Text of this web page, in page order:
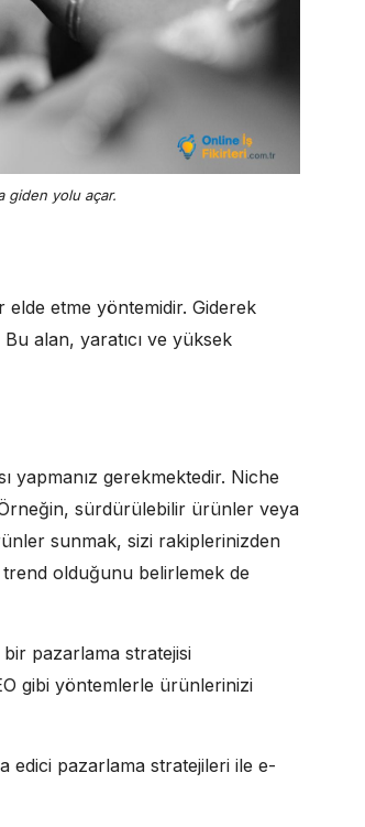
giden yolu açar.
etme yöntemidir. Giderek
alan, yaratıcı ve yüksek
yapmanız gerekmektedir. Niche
sürdürülebilir ürünler veya
sunmak, sizi rakiplerinizden
olduğunu belirlemek de
bir pazarlama stratejisi
gibi yöntemlerle ürünlerinizi
edici pazarlama stratejileri ile e-